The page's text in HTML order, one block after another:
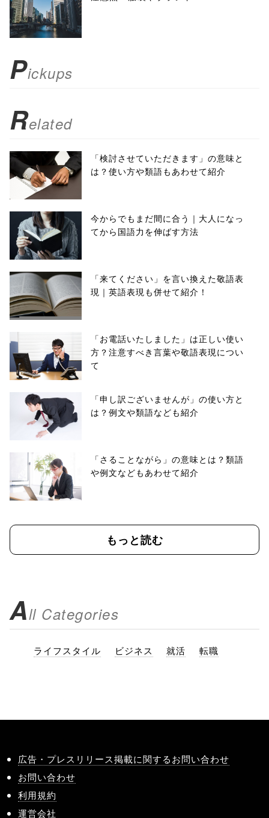
toolbar=no,
scrollbars=yes'
false;"> シェア
Pickups
Related
「検討させていただきます」の意味と
は？使い方や類語もあわせて紹介
今からでもまだ間に合う｜大人になっ
てから国語力を伸ばす方法
「来てください」を言い換えた敬語表
現｜英語表現も併せて紹介！
「お電話いたしました」は正しい使い
方？注意すべき言葉や敬語表現につい
て
「申し訳ございませんが」の使い方と
は？例文や類語なども紹介
「さることながら」の意味とは？類語
や例文などもあわせて紹介
もっと読む
All Categories
ライフスタイル ビジネス 就活 転職
広告・プレスリリース掲載に関するお問い合わせ
お問い合わせ
利用規約
運営会社